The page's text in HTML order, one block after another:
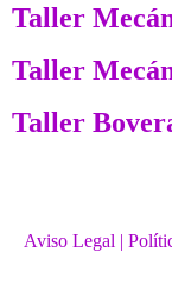
Taller
Taller
Taller
Aviso Legal |